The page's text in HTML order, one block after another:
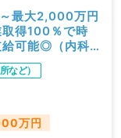
最大2,000万円
得100％で時
可能◎（内科／
など）
万円